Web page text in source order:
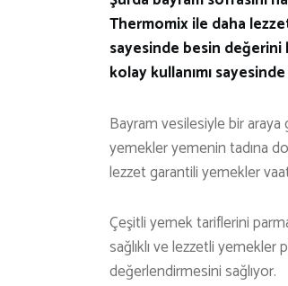
Thermomix ile daha
sayesinde besin değerini
kolay kullanımı
Bayram vesilesiyle bir araya
yemekler yemenin tadına
lezzet garantili yemekler
Çeşitli yemek tariflerini
sağlıklı ve lezzetli yemekler
değerlendirmesini sağlıyor.